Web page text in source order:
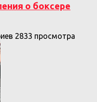
о боксере
2833 просмотра